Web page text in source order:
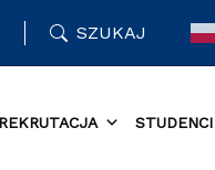
SZUKAJ
REKRUTACJA STUDENCI